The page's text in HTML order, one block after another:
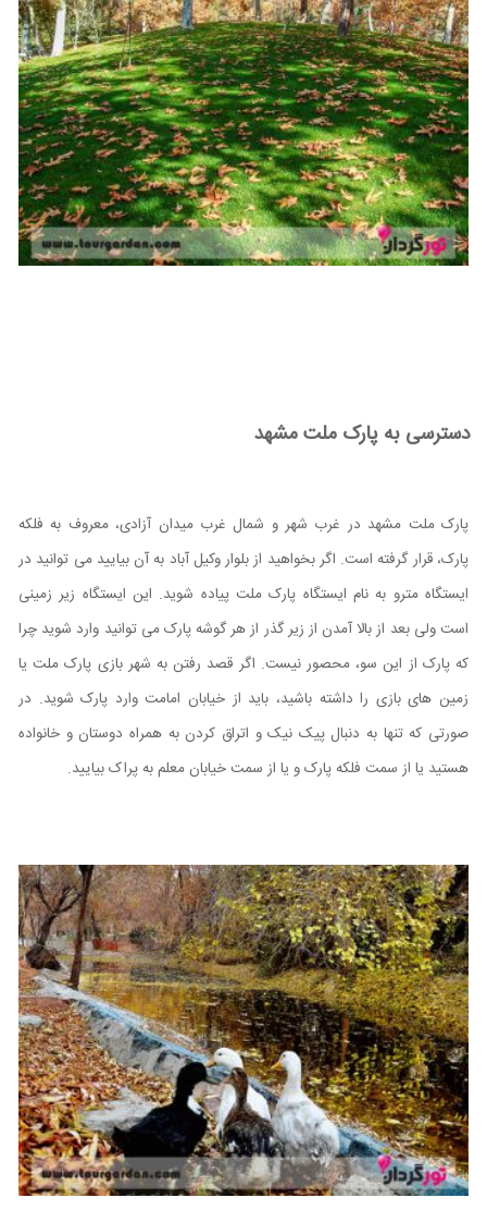
دسترسی به پارک ملت مشهد
پارک ملت مشهد در غرب شهر و شمال غرب میدان آزادی، معروف به فلکه
پارک، قرار گرفته است. اگر بخواهید از بلوار وکیل آباد به آن بیایید می توانید در
ایستگاه مترو به نام ایستگاه پارک ملت پیاده شوید. این ایستگاه زیر زمینی
است ولی بعد از بالا آمدن از زیر گذر از هر گوشه پارک می توانید وارد شوید چرا
که پارک از این سو، محصور نیست. اگر قصد رفتن به شهر بازی پارک ملت یا
زمین های بازی را داشته باشید، باید از خیابان امامت وارد پارک شوید. در
صورتی که تنها به دنبال پیک نیک و اتراق کردن به همراه دوستان و خانواده
هستید یا از سمت فلکه پارک و یا از سمت خیابان معلم به پراک بیایید.